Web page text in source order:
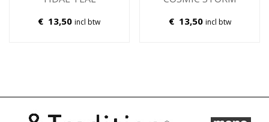
€ 13,50 incl btw € 13,50 incl btw